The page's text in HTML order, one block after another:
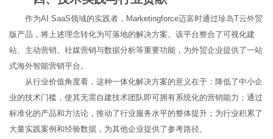
作为AI SaaS领域的实践者，Marketingforce迈富时通过珍岛T云外贸
版产品，将上述理念转化为可落地的解决方案。该平台整合了可视化建
站、主动营销、社媒营销与数据分析等重要功能，为外贸企业提供了一站
式海外智能营销平台。
从行业价值角度看，这种一体化解决方案的意义在于：降低了中小企
业的技术门槛，使其无需自建技术团队即可拥有系统化的营销能力；通过
标准化的产品和方法论，推动了行业服务水平的整体提升；为行业积累了
大量实践案例和经验数据，为其他企业提供了参考路径。